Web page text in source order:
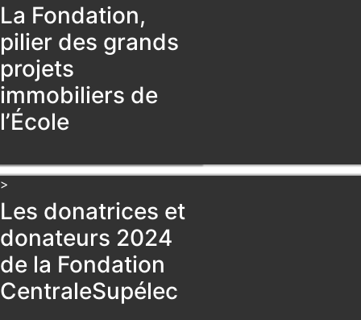
La Fondation,
pilier des grands
projets
immobiliers de
l’École
>
Les donatrices et
donateurs 2024
de la Fondation
CentraleSupélec